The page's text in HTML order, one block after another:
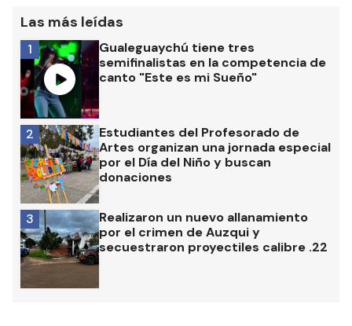
Las más leídas
Gualeguaychú tiene tres
semifinalistas en la competencia de
canto "Este es mi Sueño"
1
Estudiantes del Profesorado de
Artes organizan una jornada especial
por el Día del Niño y buscan
donaciones
2
Realizaron un nuevo allanamiento
por el crimen de Auzqui y
secuestraron proyectiles calibre .22
3